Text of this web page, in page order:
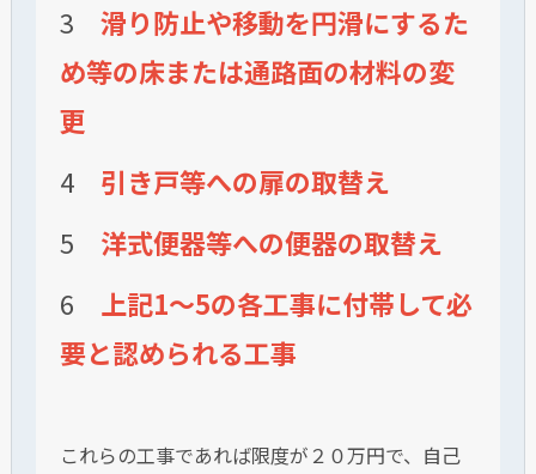
3 滑り防止や移動を円滑にするた
め等の床または通路面の材料の変
更
4 引き戸等への扉の取替え
5 洋式便器等への便器の取替え
6 上記1～5の各工事に付帯して必
要と認められる工事
これらの工事であれば限度が２０万円で、自己